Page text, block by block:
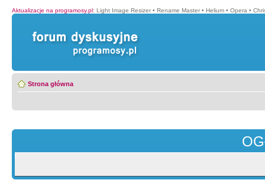
Aktualizacje na programosy.pl: Light Image Resizer • Rename Master • Helium • Opera •
Strona główna